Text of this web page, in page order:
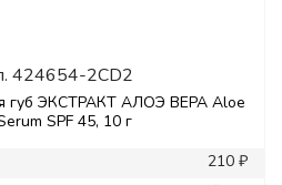
424654-2CD2
губ ЭКСТРАКТ АЛОЭ ВЕРА Aloe
SPF 45, 10 г
210 ₽